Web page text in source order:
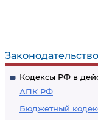
Кодексы РФ в
АПК РФ
Бюджетный